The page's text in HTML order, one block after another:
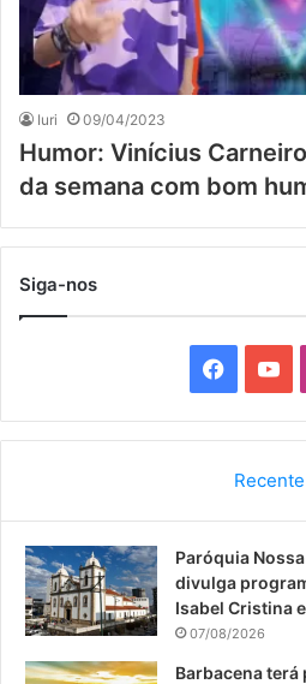
Iuri 09/04/2023
Humor: Vinícius
da semana com bom
Siga-nos
a
b
o
o
u
b
Recente
Paróquia
divulga
Isabel Cristina
07/08/2026
Barbacena terá